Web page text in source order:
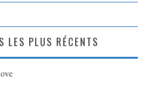
LES PLUS RÉCENTS